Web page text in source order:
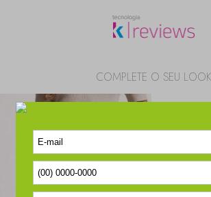
COMPLETE O SEU LOOK